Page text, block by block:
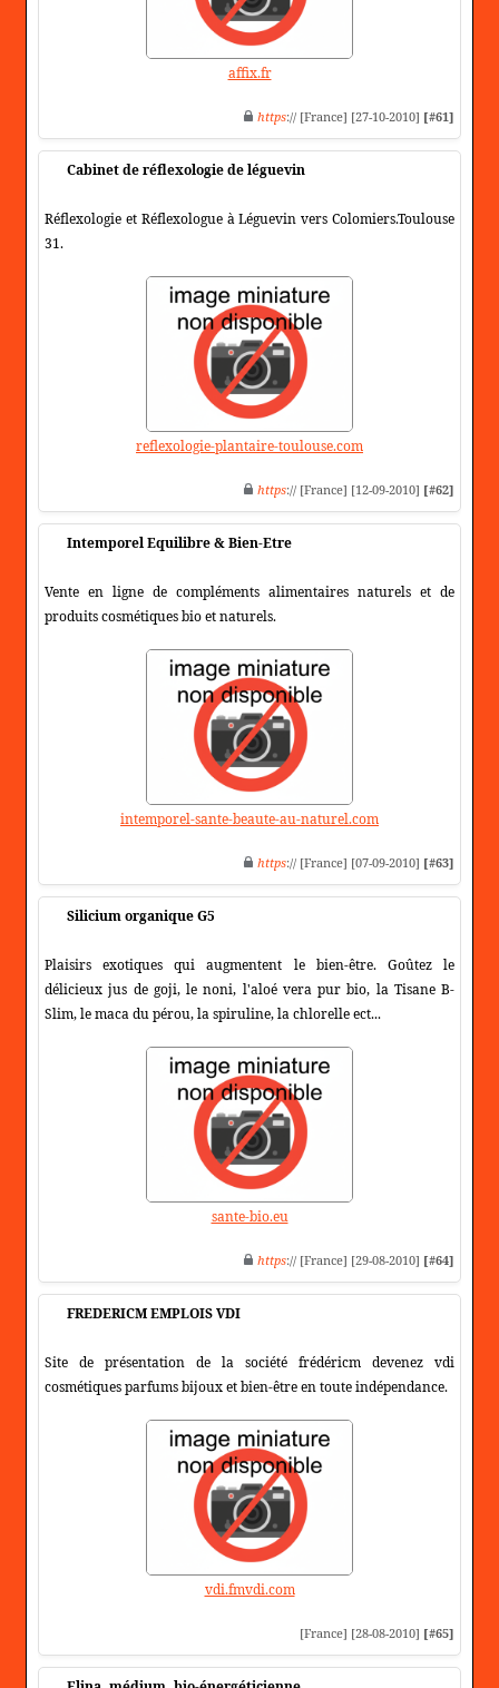
affix.fr
https:// [France] [27-10-2010] [#61]
Cabinet de réflexologie de léguevin
Réflexologie et Réflexologue à Léguevin vers Colomiers.Toulouse
31.
reflexologie-plantaire-toulouse.com
https:// [France] [12-09-2010] [#62]
Intemporel Equilibre & Bien-Etre
Vente en ligne de compléments alimentaires naturels et de
produits cosmétiques bio et naturels.
intemporel-sante-beaute-au-naturel.com
https:// [France] [07-09-2010] [#63]
Silicium organique G5
Plaisirs exotiques qui augmentent le bien-être. Goûtez le
délicieux jus de goji, le noni, l'aloé vera pur bio, la Tisane B-
Slim, le maca du pérou, la spiruline, la chlorelle ect...
sante-bio.eu
https:// [France] [29-08-2010] [#64]
FREDERICM EMPLOIS VDI
Site de présentation de la société frédéricm devenez vdi
cosmétiques parfums bijoux et bien-être en toute indépendance.
vdi.fmvdi.com
[France] [28-08-2010] [#65]